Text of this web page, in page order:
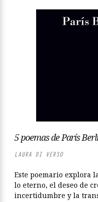
5 poemas de París
LAURA DI VERSO
Este poemario explora
lo eterno, el deseo de
incertidumbre y la